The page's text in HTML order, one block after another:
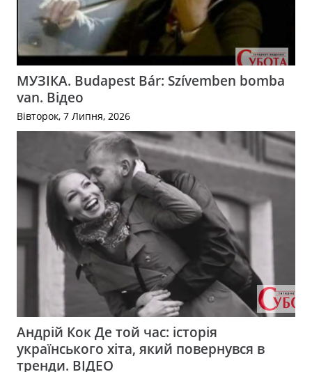
МУЗІКА. Budapest Bár: Szívemben bomba
van. Відео
Вівторок, 7 Липня, 2026
Андрій Кок Де той час: історія
українського хіта, який повернувся в
тренди. ВІДЕО